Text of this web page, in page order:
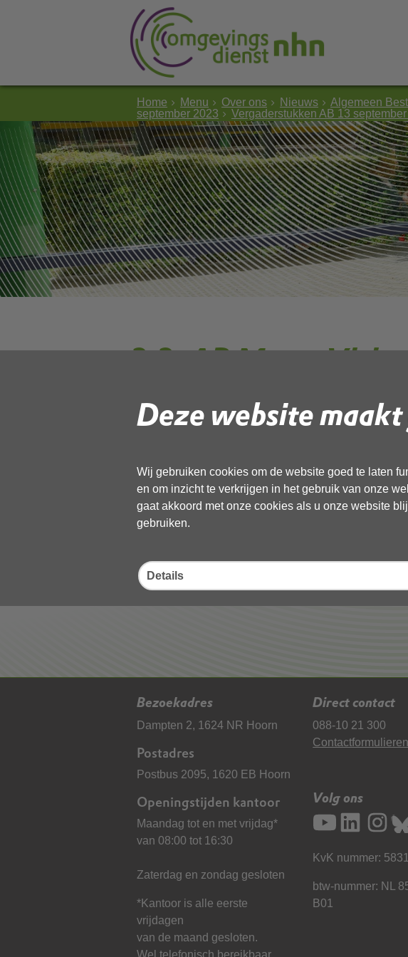
Deze website
Wij gebruiken cookies om de website goed te laten
en om inzicht te verkrijgen in het gebruik van onze
gaat akkoord met onze cookies als u onze website
gebruiken.
Details
Home Menu Over ons Nieuws Algemeen
september 2023
Vergaderstukken AB 13
2.2. AB Memo
Zelfevaluatie 2023
Download ‘2.2. AB Memo Visitatie en Zelfevaluatie
pdf, 106kB
Bezoekadres
Dampten 2, 1624 NR Hoorn
Postadres
Postbus 2095, 1620 EB Hoorn
Openingstijden kantoor
Maandag tot en met vrijdag*
van 08:00 tot 16:30
Zaterdag en zondag gesloten
*Kantoor is alle eerste
vrijdagen
van de maand gesloten.
Direct contact
088-10 21 300
Contactformulieren
Volg ons
KvK nummer:
btw-nummer: NL
B01